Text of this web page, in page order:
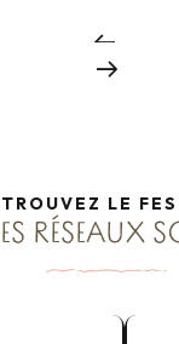
LE
RÉSEAUX